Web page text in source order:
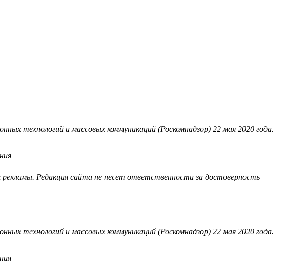
технологий и массовых коммуникаций (Роскомнадзор) 22 мая 2020 года.
Редакция сайта не несет ответственности за достоверность
технологий и массовых коммуникаций (Роскомнадзор) 22 мая 2020 года.